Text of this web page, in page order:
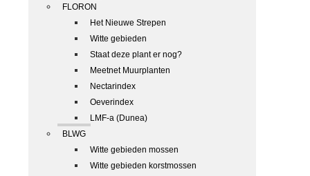
FLORON
Het Nieuwe Strepen
Witte gebieden
Staat deze plant er nog?
Meetnet Muurplanten
Nectarindex
Oeverindex
LMF-a (Dunea)
BLWG
Witte gebieden mossen
Witte gebieden korstmossen